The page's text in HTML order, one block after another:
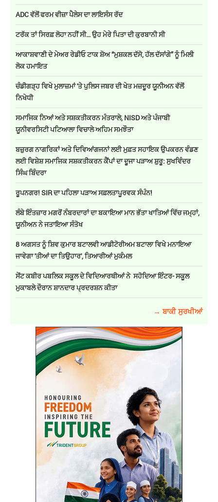
ADC ਵੱਲੋਂ ਫਰਮ ਵੀਜ਼ਾ ਪੈਲੇਸ ਦਾ ਲਾਇਸੰਸ ਰੱਦ
ਟਰੱਕ ਤਾਂ ਸਿਰਫ਼ ਲੋਹਾ ਨਹੀਂ ਸੀ… ਉਹ ਮੇਰੇ ਪਿਤਾ ਦੀ ਕੁਰਬਾਨੀ ਸੀ
ਆਕਾਸ਼ਵਾਣੀ ਦੇ ਮੇਅਰ ਰੇਡੀਓ ਟਾਕ ਸ਼ੋਅ “ਮੁਸ਼ਕਲ ਦੱਸੋ, ਹੱਲ ਦੱਸਾਂਗੇ” ਨੂੰ ਮਿਲੀ
ਲੋਕ ਹਮਾਇਤ
ਚੰਡੀਗੜ੍ਹ ਵਿਖੇ ਮੁਲਾਜ਼ਮਾਂ 'ਤੇ ਪੁਲਿਸ ਜਬਰ ਦੀ ਖੇਤ ਮਜ਼ਦੂਰ ਯੂਨੀਅਨ ਵੱਲੋਂ
ਨਿਖੇਧੀ
ਸਮਾਜਿਕ ਨਿਆਂ ਅਤੇ ਸਸ਼ਕਤੀਕਰਨ ਮੰਤਰਾਲੇ, NISD ਅਤੇ ਪੰਜਾਬੀ
ਯੂਨੀਵਰਸਿਟੀ ਪਟਿਆਲਾ ਵਿਚਾਲੇ ਅਹਿਮ ਸਮਝੌਤਾ
ਬਜ਼ੁਰਗ ਨਾਗਰਿਕਾਂ ਅਤੇ ਦਿਵਿਆਂਗਜਨਾਂ ਲਈ ਮੁਫ਼ਤ ਸਹਾਇਕ ਉਪਕਰਨ ਵੰਡਣ
ਲਈ ਵਿਸ਼ੇਸ਼ ਸਮਾਜਿਕ ਸਸ਼ਕਤੀਕਰਨ ਕੈਂਪਾਂ ਦਾ ਦੂਜਾ ਪੜਾਅ ਸ਼ੁਰੂ: ਸੁਖਵਿੰਦਰ
ਸਿੰਘ ਬਿੰਦਰਾ
ਰੂਪਨਗਰ! SIR ਦਾ ਪਹਿਲਾ ਪੜਾਅ ਸਫ਼ਲਤਾਪੂਰਵਕ ਸੰਪੰਨ!
ਲੰਬੇ ਇੰਤਜ਼ਾਰ ਮਗਰੋਂ ਨੰਬਰਦਾਰਾਂ ਦਾ ਬਕਾਇਆ ਮਾਨ ਭੱਤਾ ਖਾਤਿਆਂ ਵਿੱਚ ਜਮ੍ਹਾਂ,
ਯੂਨੀਅਨ ਨੇ ਜਤਾਇਆ ਸੰਤੋਖ
8 ਅਗਸਤ ਨੂੰ ਸ਼ਿਵ ਕੁਮਾਰ ਬਟਾਲਵੀ ਆਡੀਟੋਰੀਅਮ ਬਟਾਲਾ ਵਿਖੇ ਮਨਾਇਆ
ਜਾਵੇਗਾ 'ਤੀਆਂ ਦਾ ਤਿਉਹਾਰ', ਤਿਆਰੀਆਂ ਮੁਕੰਮਲ
ਸੇਂਟ ਕਬੀਰ ਪਬਲਿਕ ਸਕੂਲ ਦੇ ਵਿਦਿਆਰਥੀਆਂ ਨੇ ਸਹੋਦਿਆ ਇੰਟਰ- ਸਕੂਲ
ਮੁਕਾਬਲੇ ਦੌਰਾਨ ਸ਼ਾਨਦਾਰ ਪ੍ਰਦਰਸ਼ਨ ਕੀਤਾ
→ ਬਾਕੀ ਸੁਰਖੀਆਂ